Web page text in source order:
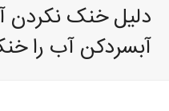
دلیل خنک نکردن
آبسردکن آب را